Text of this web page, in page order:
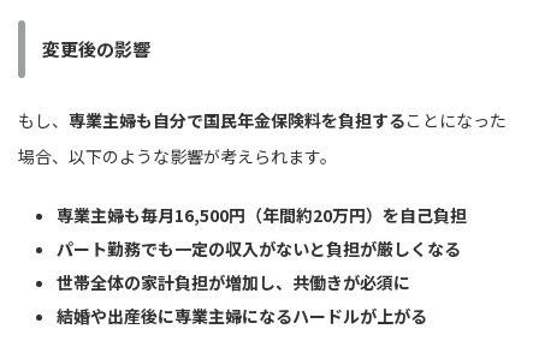
変更後の影響
もし、 専業主婦も自分で国民年金保険料を負担することになった
場合、以下のような影響が考えられます。
専業主婦も毎月16,500円（年間約20万円）を自己負担
パート勤務でも一定の収入がないと負担が厳しくなる
世帯全体の家計負担が増加し、共働きが必須に
結婚や出産後に専業主婦になるハードルが上がる